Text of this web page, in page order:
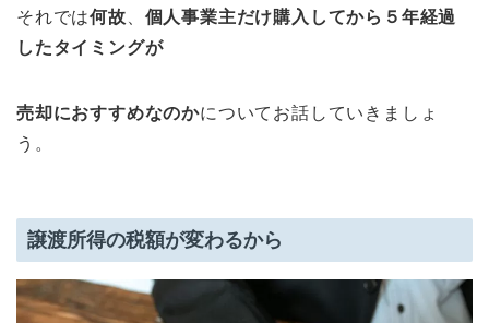
それでは何故
個人事業主だけ購入してから５年経過
したタイミングが
売却におすすめなのかについてお話していきましょ
う。
譲渡所得の税額が変わるから